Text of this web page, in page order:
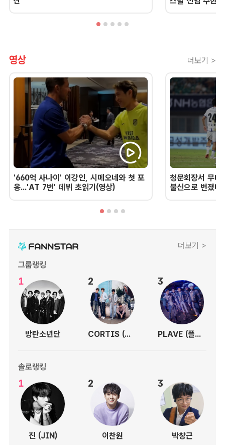
영상 더보기 >
'660억 사나이' 이강인, 시메오네와 첫 포
옹...'AT 7번' 데뷔 초읽기(영상)
청문회장서 무너
불신으로 번졌
더보기 >
그룹랭킹
1
방탄소년단
2
CORTIS (코르티스)
3
PLAVE (플레이브)
솔로랭킹
1
진 (JIN)
2
이찬원
3
박창근